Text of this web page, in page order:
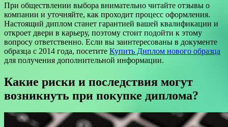
При обществлении выбора внимательно читайте отзывы о
компании и уточняйте, как проходит процесс оформления.
Настоящий диплом станет гарантией вашей квалификации и
откроет двери в карьеру, поэтому стоит подойти к этому
вопросу ответственно. Если вы заинтересованы в документе
образца с 2014 года, посетите Купить Диплом нового образца
для получения дополнительной информации.
Какие риски и последствия могут
возникнуть при покупке диплома?